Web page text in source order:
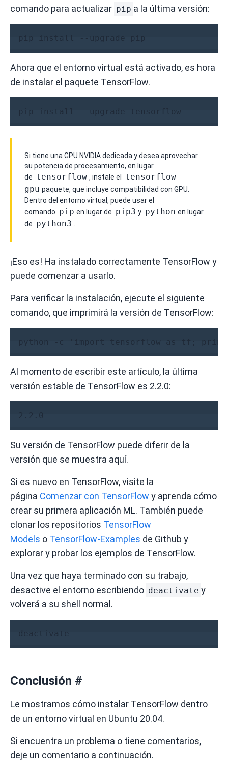
comando para actualizar pip a la última versión:
pip install --upgrade pip
Ahora que el entorno virtual está activado, es hora
de instalar el paquete TensorFlow.
pip install --upgrade tensorflow
Si tiene una GPU NVIDIA dedicada y desea aprovechar
su potencia de procesamiento, en lugar
de tensorflow , instale el
tensorflow-
gpu paquete, que incluye compatibilidad con GPU.
Dentro del entorno virtual, puede usar el
comando pip en lugar de pip3 y python en lugar
de python3
¡Eso es! Ha instalado correctamente TensorFlow y
puede comenzar a usarlo.
Para verificar la instalación, ejecute el siguiente
comando, que imprimirá la versión de TensorFlow:
python -c 'import tensorflow as tf;
Al momento de escribir este artículo, la última
versión estable de TensorFlow es 2.2.0:
Su versión de TensorFlow puede diferir de la
versión que se muestra aquí.
Si es nuevo en TensorFlow, visite la
página Comenzar con TensorFlow y aprenda cómo
crear su primera aplicación ML. También puede
clonar los repositorios TensorFlow
Models o TensorFlow-Examples de Github y
explorar y probar los ejemplos de TensorFlow.
Una vez que haya terminado con su trabajo,
desactive el entorno escribiendo deactivate y
volverá a su shell normal.
deactivate
Conclusión #
Le mostramos cómo instalar TensorFlow dentro
de un entorno virtual en Ubuntu 20.04.
Si encuentra un problema o tiene comentarios,
deje un comentario a continuación.